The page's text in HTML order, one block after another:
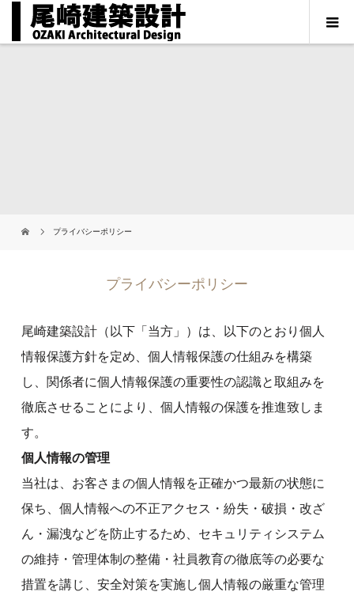
プライバシーポリシー
プライバシーポリシー
尾崎建築設計（以下「当方」）は、以下のとおり個人
情報保護方針を定め、個人情報保護の仕組みを構築
し、関係者に個人情報保護の重要性の認識と取組みを
徹底させることにより、個人情報の保護を推進致しま
す。
個人情報の管理
当社は、お客さまの個人情報を正確かつ最新の状態に
保ち、個人情報への不正アクセス・紛失・破損・改ざ
ん・漏洩などを防止するため、セキュリティシステム
の維持・管理体制の整備・社員教育の徹底等の必要な
措置を講じ、安全対策を実施し個人情報の厳重な管理